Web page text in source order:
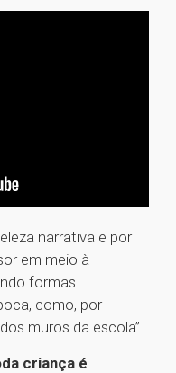
narrativa e por
em meio à
formas
como, por
muros da escola”.
criança é